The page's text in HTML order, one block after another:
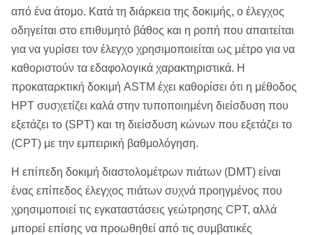
από ένα άτομο. Κατά τη διάρκεια της δοκιμής, ο έλεγχος
οδηγείται στο επιθυμητό βάθος και η ροπή που απαιτείται
για να γυρίσει τον έλεγχο χρησιμοποιείται ως μέτρο για να
καθοριστούν τα εδαφολογικά χαρακτηριστικά. Η
προκαταρκτική δοκιμή ASTM έχει καθορίσει ότι η μέθοδος
HPT συσχετίζει καλά στην τυποποιημένη διείσδυση που
εξετάζει το (SPT) και τη διείσδυση κώνων που εξετάζει το
(CPT) με την εμπειρική βαθμολόγηση.
Η επίπεδη δοκιμή διαστολομέτρων πιάτων (DMT) είναι
ένας επίπεδος έλεγχος πιάτων συχνά προηγμένος που
χρησιμοποιεί τις εγκαταστάσεις γεώτρησης CPT, αλλά
μπορεί επίσης να προωθηθεί από τις συμβατικές